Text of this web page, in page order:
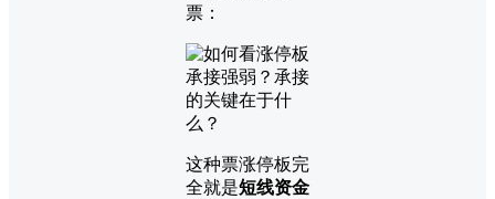
票：
这种票涨停板完
全就是短线资金